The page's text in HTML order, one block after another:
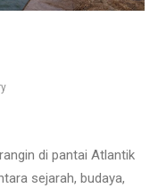
di pantai Atlantik
sejarah, budaya,